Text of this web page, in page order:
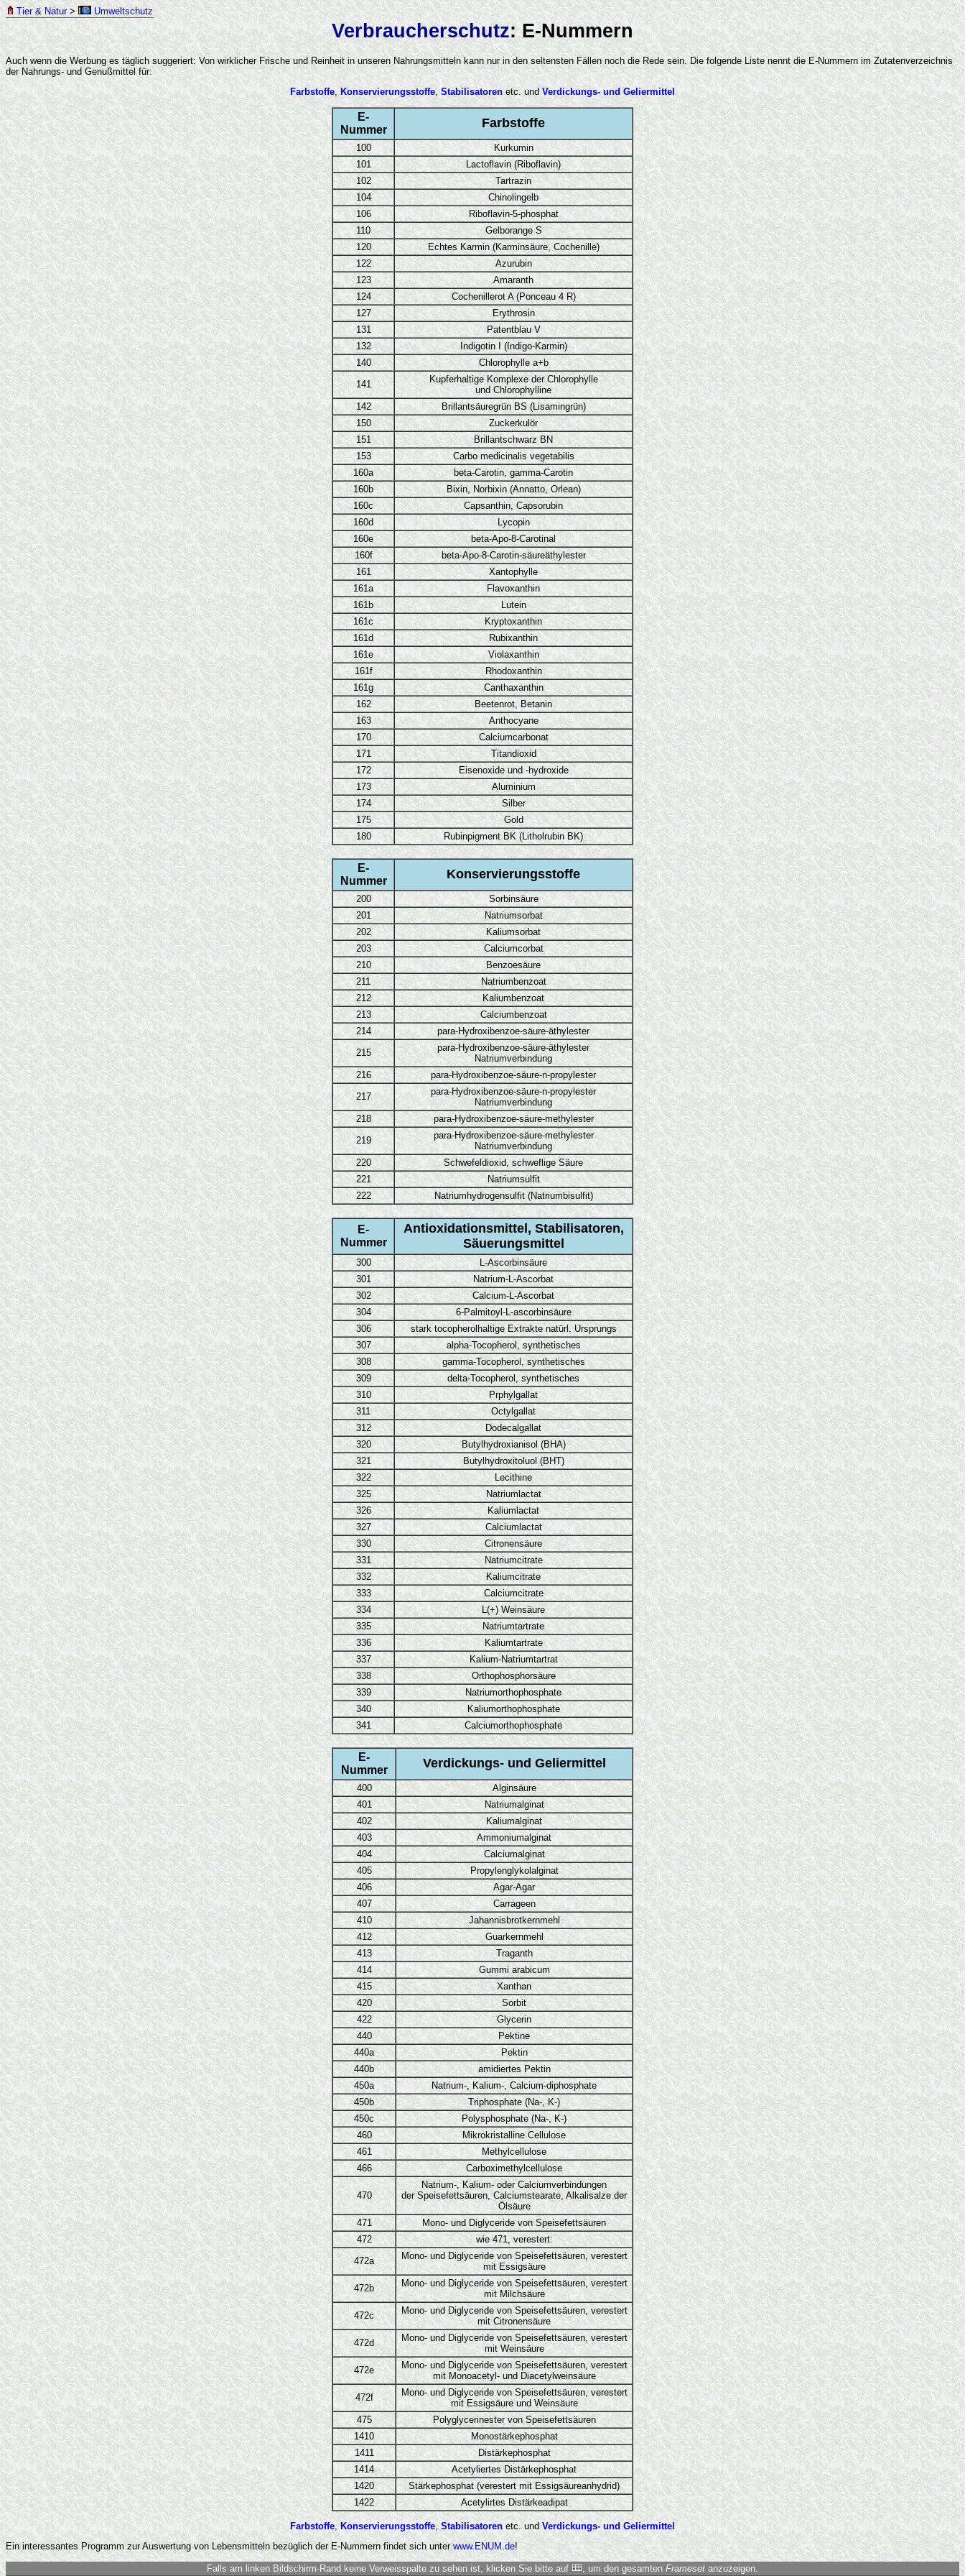
Tier & Natur> Umweltschutz
Verbraucherschutz: E-Nummern
Auch wenn die Werbung es täglich suggeriert: Von wirklicher Frische und Reinheit in unseren Nahrungsmitteln kann nur in den seltensten Fällen noch die Rede sein. Die folgende Liste nennt die E-Nummern im Zutatenverzeichnis
der Nahrungs- und Genußmittel für:
Farbstoffe,Konservierungsstoffe, Stabilisatoren etc. undVerdickungs- und Geliermittel
E-
Nummer
Farbstoffe
100
Kurkumin
101
Lactoflavin (Riboflavin)
102
Tartrazin
104
Chinolingelb
106
Riboflavin-5-phosphat
110
Gelborange S
120
Echtes Karmin (Karminsäure, Cochenille)
122
Azurubin
123
Amaranth
124
Cochenillerot A (Ponceau 4 R)
127
Erythrosin
131
Patentblau V
132
Indigotin I (Indigo-Karmin)
140
Chlorophylle a+b
141
Kupferhaltige Komplexe der Chlorophylle
und Chlorophylline
142
Brillantsäuregrün BS (Lisamingrün)
150
Zuckerkulör
151
Brillantschwarz BN
153
Carbo medicinalis vegetabilis
160a
beta-Carotin, gamma-Carotin
160b
Bixin, Norbixin (Annatto, Orlean)
160c
Capsanthin, Capsorubin
160d
Lycopin
160e
beta-Apo-8-Carotinal
160f
beta-Apo-8-Carotin-säureäthylester
161
Xantophylle
161a
Flavoxanthin
161b
Lutein
161c
Kryptoxanthin
161d
Rubixanthin
161e
Violaxanthin
161f
Rhodoxanthin
161g
Canthaxanthin
162
Beetenrot, Betanin
163
Anthocyane
170
Calciumcarbonat
171
Titandioxid
172
Eisenoxide und -hydroxide
173
Aluminium
174
Silber
175
Gold
180
Rubinpigment BK (Litholrubin BK)
E-
Nummer
Konservierungsstoffe
200
Sorbinsäure
201
Natriumsorbat
202
Kaliumsorbat
203
Calciumcorbat
210
Benzoesäure
211
Natriumbenzoat
212
Kaliumbenzoat
213
Calciumbenzoat
214
para-Hydroxibenzoe-säure-äthylester
215
para-Hydroxibenzoe-säure-äthylester
Natriumverbindung
216
para-Hydroxibenzoe-säure-n-propylester
217
para-Hydroxibenzoe-säure-n-propylester
Natriumverbindung
218
para-Hydroxibenzoe-säure-methylester
219
para-Hydroxibenzoe-säure-methylester
Natriumverbindung
220
Schwefeldioxid, schweflige Säure
221
Natriumsulfit
222
Natriumhydrogensulfit (Natriumbisulfit)
E-
Nummer
Antioxidationsmittel, Stabilisatoren,
Säuerungsmittel
300
L-Ascorbinsäure
301
Natrium-L-Ascorbat
302
Calcium-L-Ascorbat
304
6-Palmitoyl-L-ascorbinsäure
306
stark tocopherolhaltige Extrakte natürl. Ursprungs
307
alpha-Tocopherol, synthetisches
308
gamma-Tocopherol, synthetisches
309
delta-Tocopherol, synthetisches
310
Prphylgallat
311
Octylgallat
312
Dodecalgallat
320
Butylhydroxianisol (BHA)
321
Butylhydroxitoluol (BHT)
322
Lecithine
325
Natriumlactat
326
Kaliumlactat
327
Calciumlactat
330
Citronensäure
331
Natriumcitrate
332
Kaliumcitrate
333
Calciumcitrate
334
L(+) Weinsäure
335
Natriumtartrate
336
Kaliumtartrate
337
Kalium-Natriumtartrat
338
Orthophosphorsäure
339
Natriumorthophosphate
340
Kaliumorthophosphate
341
Calciumorthophosphate
E-
Nummer
Verdickungs- und Geliermittel
400
Alginsäure
401
Natriumalginat
402
Kaliumalginat
403
Ammoniumalginat
404
Calciumalginat
405
Propylenglykolalginat
406
Agar-Agar
407
Carrageen
410
Jahannisbrotkernmehl
412
Guarkernmehl
413
Traganth
414
Gummi arabicum
415
Xanthan
420
Sorbit
422
Glycerin
440
Pektine
440a
Pektin
440b
amidiertes Pektin
450a
Natrium-, Kalium-, Calcium-diphosphate
450b
Triphosphate (Na-, K-)
450c
Polysphosphate (Na-, K-)
460
Mikrokristalline Cellulose
461
Methylcellulose
466
Carboximethylcellulose
470
Natrium-, Kalium- oder Calciumverbindungen
der Speisefettsäuren, Calciumstearate, Alkalisalze der
Ölsäure
471
Mono- und Diglyceride von Speisefettsäuren
472
wie 471, verestert:
472a
Mono- und Diglyceride von Speisefettsäuren, verestert
mit Essigsäure
472b
Mono- und Diglyceride von Speisefettsäuren, verestert
mit Milchsäure
472c
Mono- und Diglyceride von Speisefettsäuren, verestert
mit Citronensäure
472d
Mono- und Diglyceride von Speisefettsäuren, verestert
mit Weinsäure
472e
Mono- und Diglyceride von Speisefettsäuren, verestert
mit Monoacetyl- und Diacetylweinsäure
472f
Mono- und Diglyceride von Speisefettsäuren, verestert
mit Essigsäure und Weinsäure
475
Polyglycerinester von Speisefettsäuren
1410
Monostärkephosphat
1411
Distärkephosphat
1414
Acetyliertes Distärkephosphat
1420
Stärkephosphat (verestert mit Essigsäureanhydrid)
1422
Acetylirtes Distärkeadipat
Farbstoffe, Konservierungsstoffe ,Stabilisatoren etc. und Verdickungs- und Geliermittel
Ein interessantes Programm zur Auswertung von Lebensmitteln bezüglich der E-Nummern findet sich unter www.ENUM.de!
Falls am linken Bildschirm-Rand keine Verweisspalte zu sehen ist, klicken Sie bitte auf , um den gesamten Frameset anzuzeigen.